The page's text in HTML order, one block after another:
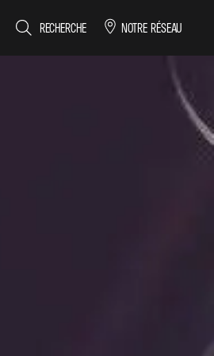
RECHERCHE NOTRE RÉSEAU